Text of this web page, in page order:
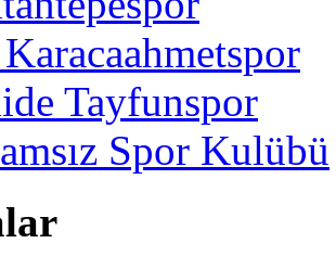
Tayfunspor
Spor Kulübü